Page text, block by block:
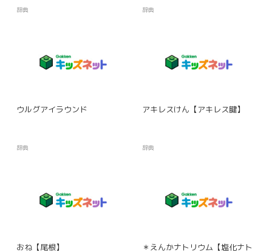
辞典 辞典
ウルグアイラウンド
辞典
アキレスけん【アキレス腱】
辞典
おね【尾根】
＊えんかナトリウム【塩化ナト